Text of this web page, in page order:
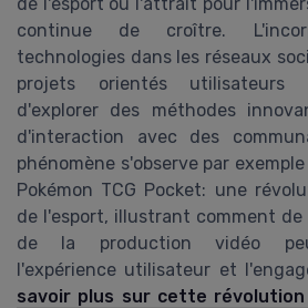
continue de croître.
technologies dans les réseaux
projets orientés utilisateurs
d'explorer des méthodes
d'interaction avec des
phénomène s'observe par
Pokémon TCG Pocket: une
de l'esport, illustrant comment de
de la production vidéo
l'expérience utilisateur et
savoir plus sur cette